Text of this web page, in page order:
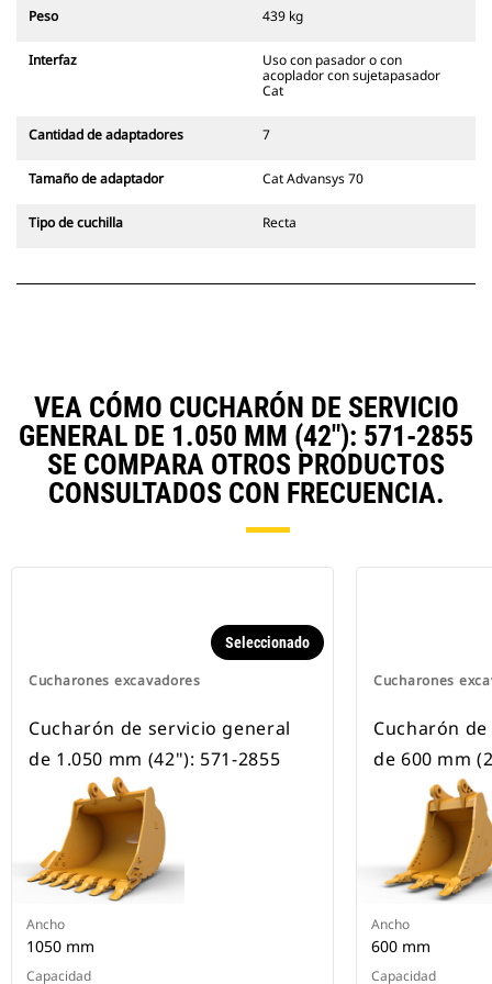
operador.
Cat son compatibles con las
Excavadoras de Cadenas 311-352 y
ruedas. También hay acopladores
disponibles.
sistema acoplador especializado
especializados CW cuentan con un
CW disponibles para todas las
excavadoras de ruedas y cadenas.
Peso 439 kg
Interfaz
Uso con pasador o con
acoplador con sujetapasador
Cat
Cantidad de adaptadores 7
Tamaño de adaptador Cat Advansys 70
Tipo de cuchilla Recta
VEA CÓMO CUCHARÓN DE SERVICIO
GENERAL DE 1.050 MM (42"): 571-2855
SE COMPARA OTROS PRODUCTOS
CONSULTADOS CON FRECUENCIA.
Cucharones excavadores
Seleccionado
Cucharón de servicio general
de 1.050 mm (42"): 571-2855
Ancho
1050 mm
Capacidad
Cucharones
Cucharón
de 600 mm
Ancho
600 mm
Capacidad